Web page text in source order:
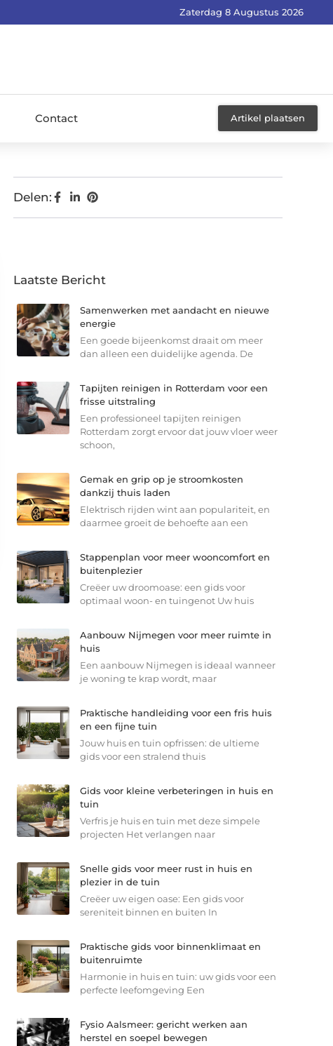
Zaterdag 8 Augustus 2026
Contact Artikel plaatsen
Delen:
Laatste Bericht
Samenwerken met aandacht en nieuwe
energie
Een goede bijeenkomst draait om meer
dan alleen een duidelijke agenda. De
Tapijten reinigen in Rotterdam voor een
frisse uitstraling
Een professioneel tapijten reinigen
Rotterdam zorgt ervoor dat jouw vloer weer
schoon,
Gemak en grip op je stroomkosten
dankzij thuis laden
Elektrisch rijden wint aan populariteit, en
daarmee groeit de behoefte aan een
Stappenplan voor meer wooncomfort en
buitenplezier
Creëer uw droomoase: een gids voor
optimaal woon- en tuingenot Uw huis
Aanbouw Nijmegen voor meer ruimte in
huis
Een aanbouw Nijmegen is ideaal wanneer
je woning te krap wordt, maar
Praktische handleiding voor een fris huis
en een fijne tuin
Jouw huis en tuin opfrissen: de ultieme
gids voor een stralend thuis
Gids voor kleine verbeteringen in huis en
tuin
Verfris je huis en tuin met deze simpele
projecten Het verlangen naar
Snelle gids voor meer rust in huis en
plezier in de tuin
Creëer uw eigen oase: Een gids voor
sereniteit binnen en buiten In
Praktische gids voor binnenklimaat en
buitenruimte
Harmonie in huis en tuin: uw gids voor een
perfecte leefomgeving Een
Fysio Aalsmeer: gericht werken aan
herstel en soepel bewegen